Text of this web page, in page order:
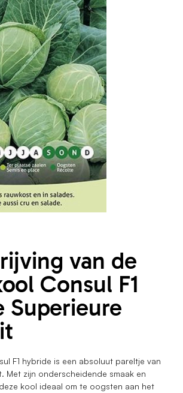
van de
Consul F1
Superieure
F1 hybride is een absoluut pareltje van
Met zijn onderscheidende smaak en
kool ideaal om te oogsten aan het